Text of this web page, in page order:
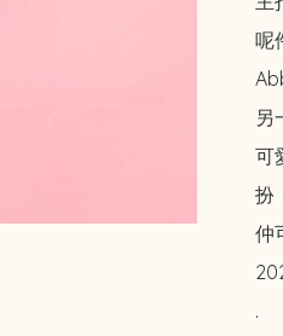
呢
另
可
扮
仲
.